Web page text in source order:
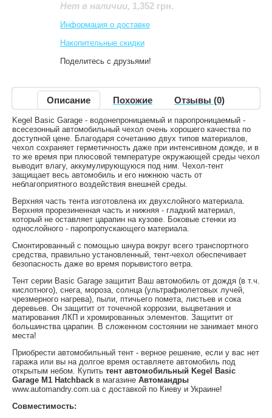
Нет в наличии, 1,352 грн.
Информация о доставке
Накопительные скидки
Поделитесь с друзьями!
Описание Похожие Отзывы (0)
Kegel Basic Garage - водонепроницаемый и паропроницаемый -
всесезонный автомобильный чехол очень хорошего качества по
доступной цене. Благодаря сочетанию двух типов материалов,
чехол сохраняет герметичность даже при интенсивном дожде, и в
то же время при плюсовой температуре окружающей среды чехол
выводит влагу, аккумулирующуюся под ним. Чехол-тент
защищает весь автомобиль и его нижнюю часть от
неблагоприятного воздействия внешней среды.
Верхняя часть тента изготовлена их двухслойного материала.
Верхняя прорезиненная часть и нижняя - гладкий материал,
который не оставляет царапин на кузове. Боковые стенки из
однослойного - паропропускающего материала.
Смонтированный с помощью шнура вокруг всего транспортного
средства, правильно установленный, тент-чехол обеспечивает
безопасность даже во время порывистого ветра.
Тент серии Basic Garage защитит Ваш автомобиль от дождя (в т.ч.
кислотного), снега, мороза, солнца (ультрафиолетовых лучей,
чрезмерного нагрева), пыли, птичьего помета, листьев и сока
деревьев. Он защитит от точечной коррозии, выцветания и
матирования ЛКП и хромированных элементов. Защитит от
большинства царапин. В сложенном состоянии не занимает много
места!
Приобрести автомобильный тент - верное решение, если у вас нет
гаража или вы на долгое время оставляете автомобиль под
открытым небом. Купить тент автомобильный Kegel Basic
Garage M1 Hatchback в магазине Автомандры
www.automandry.com.ua с доставкой по Киеву и Украине!
Совместимость: